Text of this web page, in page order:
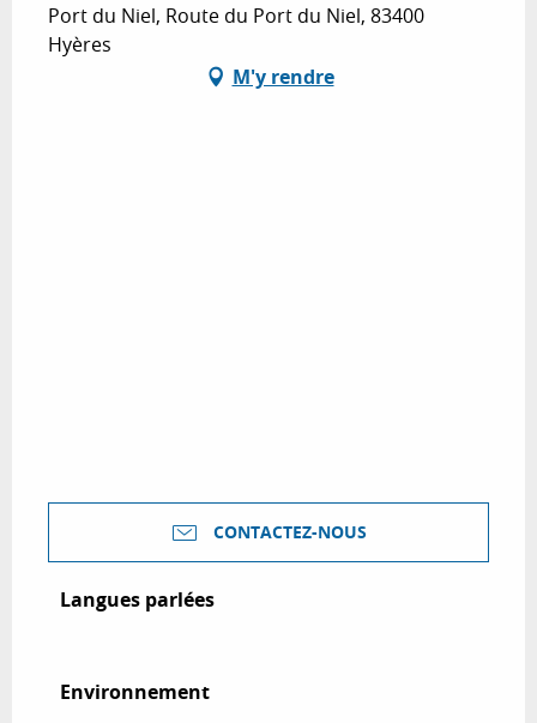
Port du Niel, Route du Port du Niel, 83400
Hyères
M'y rendre
CONTACTEZ-NOUS
Langues parlées
Langues parlées
Environnement
Environnement